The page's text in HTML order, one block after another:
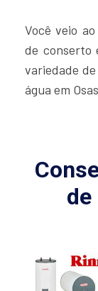
Você veio
de conserto
variedade
água em
de